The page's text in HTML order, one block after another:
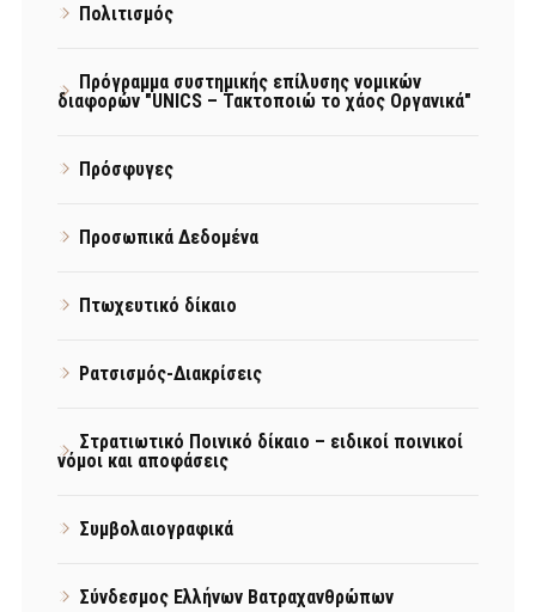
Πολιτισμός
Πρόγραμμα συστημικής επίλυσης νομικών
διαφορών "UNICS – Τακτοποιώ το χάος Οργανικά"
Πρόσφυγες
Προσωπικά Δεδομένα
Πτωχευτικό δίκαιο
Ρατσισμός-Διακρίσεις
Στρατιωτικό Ποινικό δίκαιο – ειδικοί ποινικοί
νόμοι και αποφάσεις
Συμβολαιογραφικά
Σύνδεσμος Ελλήνων Βατραχανθρώπων